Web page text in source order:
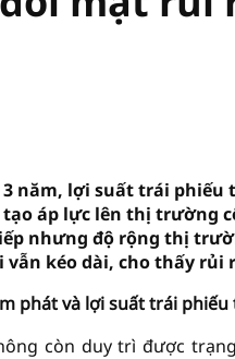
năm, lợi suất trái phiếu
áp lực lên thị trường
nhưng độ rộng thị
kéo dài, cho thấy rủi
phát và lợi suất trái phiếu
còn duy trì được